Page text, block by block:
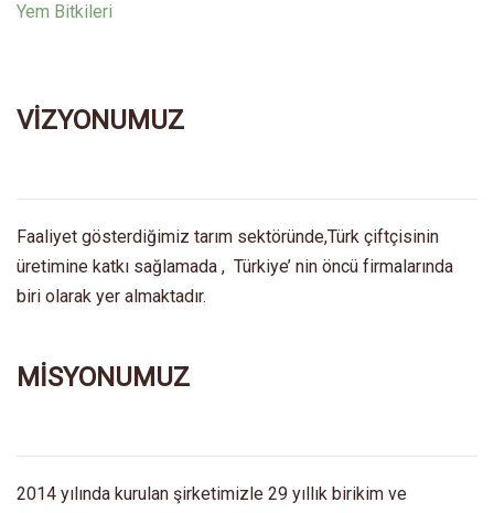
Yem Bitkileri
VİZYONUMUZ
Faaliyet gösterdiğimiz tarım sektöründe,Türk çiftçisinin
üretimine katkı sağlamada , Türkiye’ nin öncü firmalarında
biri olarak yer almaktadır.
MİSYONUMUZ
2014 yılında kurulan şirketimizle 29 yıllık birikim ve